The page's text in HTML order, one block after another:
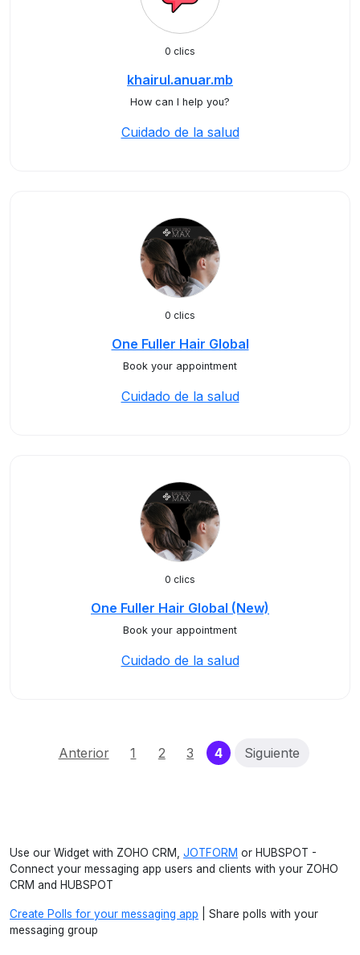
0 clics
khairul.anuar.mb
How can I help you?
Cuidado de la salud
0 clics
One Fuller Hair Global
Book your appointment
Cuidado de la salud
0 clics
One Fuller Hair Global (New)
Book your appointment
Cuidado de la salud
Anterior 1 2 3 4(current)
Siguiente
Use our Widget with ZOHO CRM, JOTFORM or HUBSPOT -
Connect your messaging app users and clients with your ZOHO
CRM and HUBSPOT
Create Polls for your messaging app | Share polls with your
messaging group